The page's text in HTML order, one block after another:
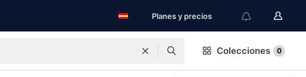
Planes y precios
Colecciones 0